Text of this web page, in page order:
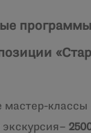
программы
мастер-классы